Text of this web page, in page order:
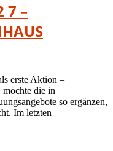
7 –
erste Aktion –
die in
so ergänzen,
Im letzten